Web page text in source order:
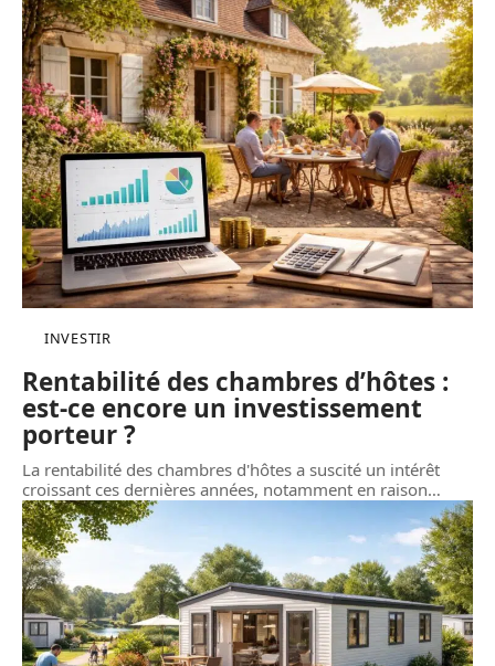
INVESTIR
Rentabilité des chambres d’hôtes :
est-ce encore un investissement
porteur ?
La rentabilité des chambres d'hôtes a suscité un intérêt
croissant ces dernières années, notamment en raison…